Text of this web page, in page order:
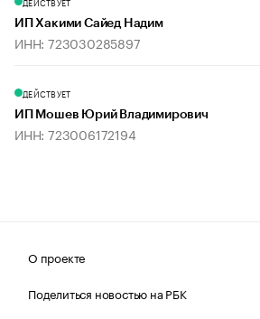
ИП Хакими Сайед Надим
ИНН: 723030285897
ДЕЙСТВУЕТ
ИП Мошев Юрий Владимирович
ИНН: 723006172194
О проекте
Поделиться новостью на РБК